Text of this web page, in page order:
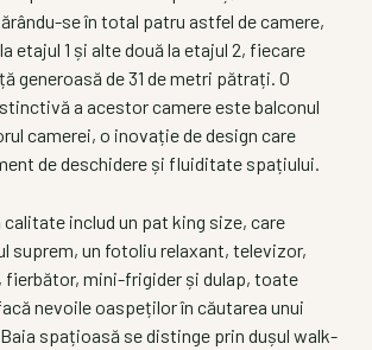
se în total patru astfel de camere,
etajul 1 și alte două la etajul 2, fiecare
generoasă de 31 de metri pătrați. O
a acestor camere este balconul
camerei, o inovație de design care
de deschidere și fluiditate spațiului.
calitate includ un pat king size, care
suprem, un fotoliu relaxant, televizor,
fierbător, mini-frigider și dulap, toate
nevoile oaspeților în căutarea unui
spațioasă se distinge prin dușul walk-